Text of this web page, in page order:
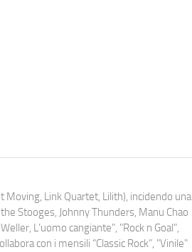
Link Quartet, Lilith), incidendo una
Stooges, Johnny Thunders, Manu Chao
L’uomo cangiante", "Rock n Goal",
con i mensili “Classic Rock”, "Vinile"